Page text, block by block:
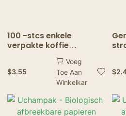
100 -stcs enkele
verpakte koffie
roerdersticks wegwerp
houten koffie roerders
ijs koude koud drinken
roer ijzerplan
$3.55
Voeg
Toe Aan
Winkelkar
$